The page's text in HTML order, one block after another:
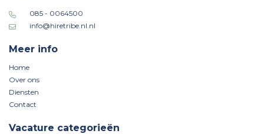
085 - 0064500
info@hiretribe.nl.nl
Meer info
Home
Over ons
Diensten
Contact
Vacature categorieën